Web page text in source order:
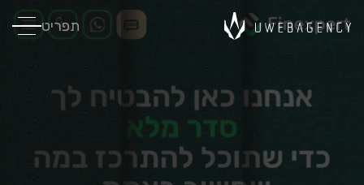
תפריט